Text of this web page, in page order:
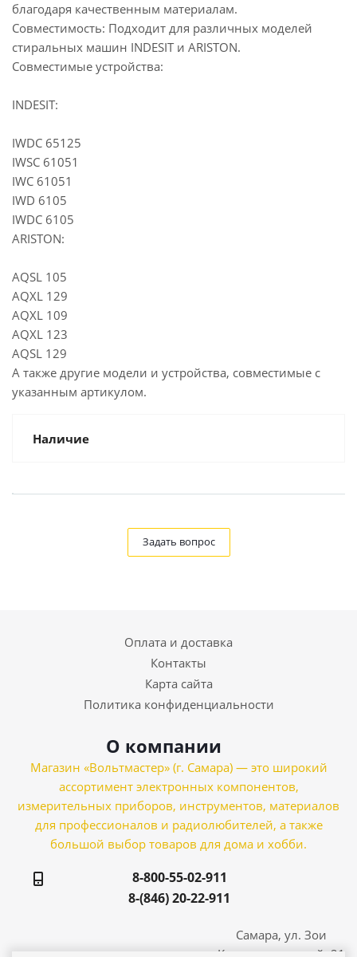
благодаря качественным материалам.
Совместимость: Подходит для различных моделей
стиральных машин INDESIT и ARISTON.
Совместимые устройства:
INDESIT:
IWDC 65125
IWSC 61051
IWC 61051
IWD 6105
IWDC 6105
ARISTON:
AQSL 105
AQXL 129
AQXL 109
AQXL 123
AQSL 129
А также другие модели и устройства, совместимые с
указанным артикулом.
Наличие
Задать вопрос
Оплата и доставка
Контакты
Карта сайта
Политика конфиденциальности
О компании
Магазин «Вольтмастер» (г. Самара) — это широкий
ассортимент электронных компонентов,
измерительных приборов, инструментов, материалов
для профессионалов и радиолюбителей, а также
большой выбор товаров для дома и хобби.
8-800-55-02-911
8-(846) 20-22-911
Самара, ул. Зои
Космодемьянской, 21